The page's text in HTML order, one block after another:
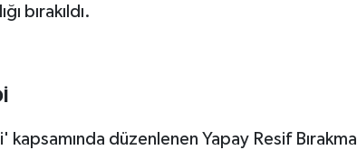
bırakıldı.
düzenlenen Yapay Resif Bırakma